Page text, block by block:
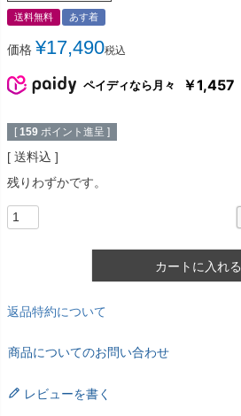
送料無料 あす着
価格 ¥17,490税込
ペイディなら月々 ￥1,457
[ 159 ポイント進呈 ]
送料込
残りわずかです。
カートに入れる
返品特約について
商品についてのお問い合わせ
レビューを書く